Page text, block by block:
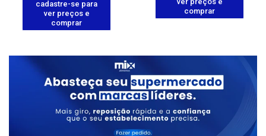
cadastre-se para
ver preços e
comprar
comprar